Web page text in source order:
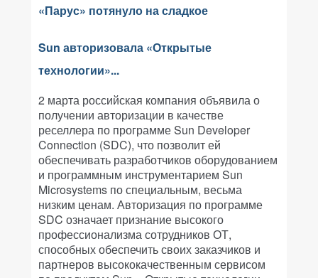
«Парус» потянуло на сладкое
Sun авторизовала «Открытые
технологии»...
2 марта российская компания объявила о
получении авторизации в качестве
реселлера по программе Sun Developer
Connection (SDC), что позволит ей
обеспечивать разработчиков оборудованием
и программным инструментарием Sun
Microsystems по специальным, весьма
низким ценам. Авторизация по программе
SDC означает признание высокого
профессионализма сотрудников ОТ,
способных обеспечить своих заказчиков и
партнеров высококачественным сервисом